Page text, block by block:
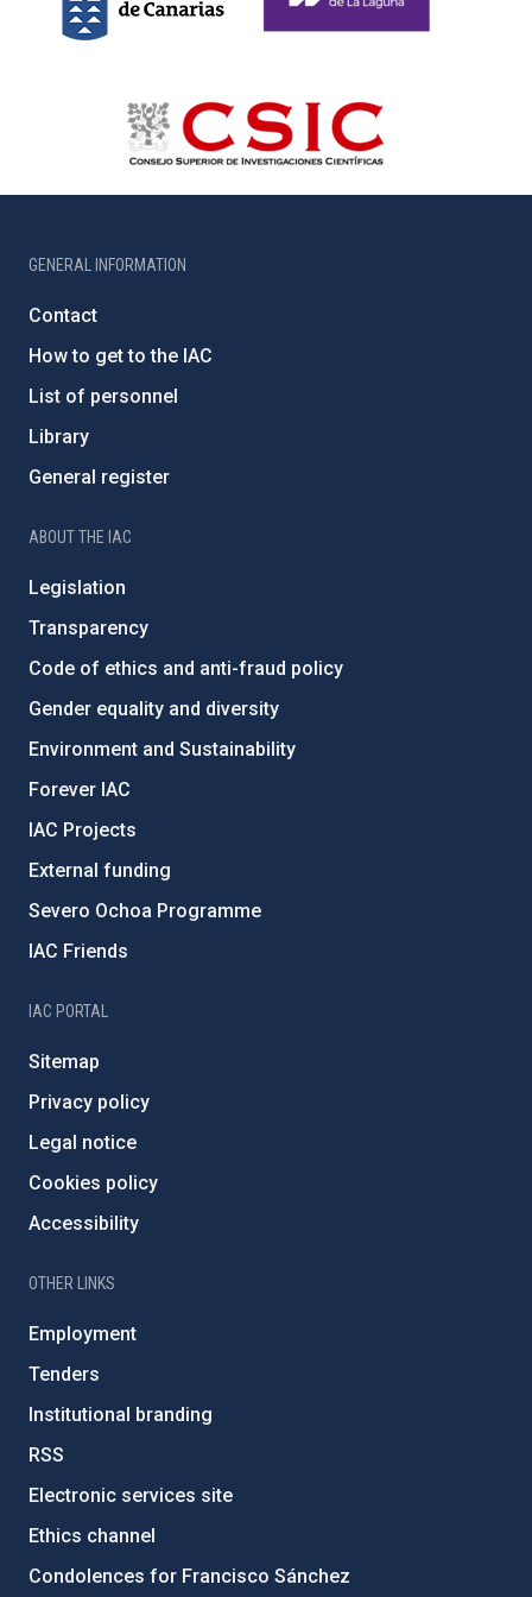
GENERAL INFORMATION
Contact
How to get to the IAC
List of personnel
Library
General register
ABOUT THE IAC
Legislation
Transparency
Code of ethics and anti-fraud policy
Gender equality and diversity
Environment and Sustainability
Forever IAC
IAC Projects
External funding
Severo Ochoa Programme
IAC Friends
IAC PORTAL
Sitemap
Privacy policy
Legal notice
Cookies policy
Accessibility
OTHER LINKS
Employment
Tenders
Institutional branding
RSS
Electronic services site
Ethics channel
Condolences for Francisco Sánchez